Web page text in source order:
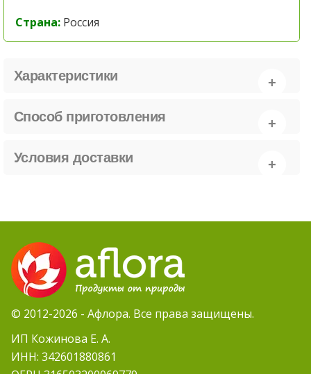
Страна: Россия
Характеристики
Способ приготовления
Условия доставки
© 2012-2026 - Афлора. Все права защищены.
ИП Кожинова Е. А.
ИНН: 342601880861